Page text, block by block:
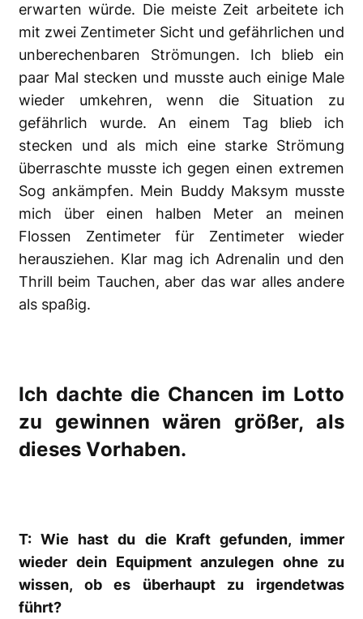
erwarten würde. Die meiste Zeit arbeitete ich
mit zwei Zentimeter Sicht und gefährlichen und
unberechenbaren Strömungen. Ich blieb ein
paar Mal stecken und musste auch einige Male
wieder umkehren, wenn die Situation zu
gefährlich wurde. An einem Tag blieb ich
stecken und als mich eine starke Strömung
überraschte musste ich gegen einen extremen
Sog ankämpfen. Mein Buddy Maksym musste
mich über einen halben Meter an meinen
Flossen Zentimeter für Zentimeter wieder
herausziehen. Klar mag ich Adrenalin und den
Thrill beim Tauchen, aber das war alles andere
als spaßig.
Ich dachte die Chancen im Lotto
zu gewinnen wären größer, als
dieses Vorhaben.
T: Wie hast du die Kraft gefunden, immer
wieder dein Equipment anzulegen ohne zu
wissen, ob es überhaupt zu irgendetwas
führt?